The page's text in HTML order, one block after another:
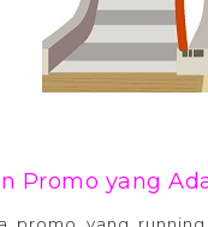
Promo yang
promo yang